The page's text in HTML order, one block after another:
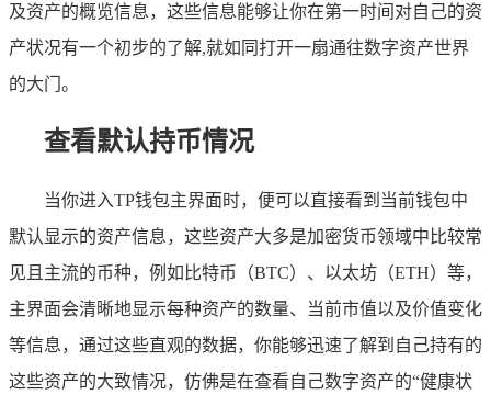
及资产的概览信息，这些信息能够让你在第一时间对自己的资
产状况有一个初步的了解,就如同打开一扇通往数字资产世界
的大门。
查看默认持币情况
当你进入TP钱包主界面时，便可以直接看到当前钱包中
默认显示的资产信息，这些资产大多是加密货币领域中比较常
见且主流的币种，例如比特币（BTC）、以太坊（ETH）等，
主界面会清晰地显示每种资产的数量、当前市值以及价值变化
等信息，通过这些直观的数据，你能够迅速了解到自己持有的
这些资产的大致情况，仿佛是在查看自己数字资产的“健康状